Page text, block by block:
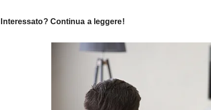
Interessato? Continua a leggere!